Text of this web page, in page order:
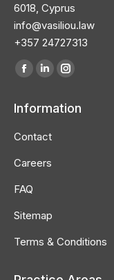
6018, Cyprus
info@vasiliou.law
+357 24727313
Find us on:
Facebook
opens
window
Linkedin
opens
window
Instagram
opens
Information
Contact
Careers
FAQ
Sitemap
Terms & Conditions